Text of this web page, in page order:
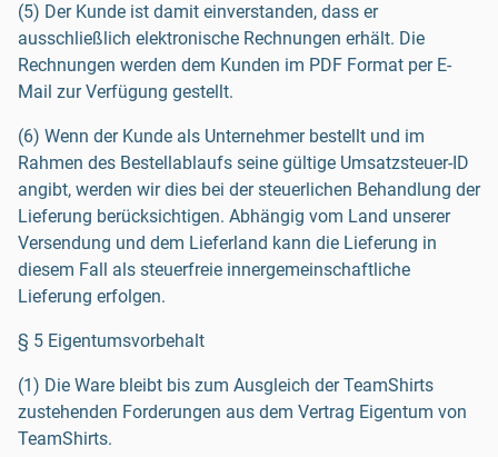
(5) Der Kunde ist damit einverstanden, dass er
ausschließlich elektronische Rechnungen erhält. Die
Rechnungen werden dem Kunden im PDF Format per E-
Mail zur Verfügung gestellt.
(6) Wenn der Kunde als Unternehmer bestellt und im
Rahmen des Bestellablaufs seine gültige Umsatzsteuer-ID
angibt, werden wir dies bei der steuerlichen Behandlung der
Lieferung berücksichtigen. Abhängig vom Land unserer
Versendung und dem Lieferland kann die Lieferung in
diesem Fall als steuerfreie innergemeinschaftliche
Lieferung erfolgen.
§ 5 Eigentumsvorbehalt
(1) Die Ware bleibt bis zum Ausgleich der TeamShirts
zustehenden Forderungen aus dem Vertrag Eigentum von
TeamShirts.